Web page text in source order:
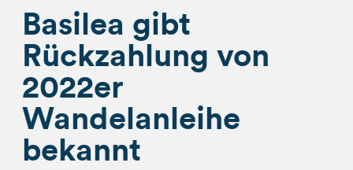
Basilea gibt
Rückzahlung von
2022er
Wandelanleihe
bekannt